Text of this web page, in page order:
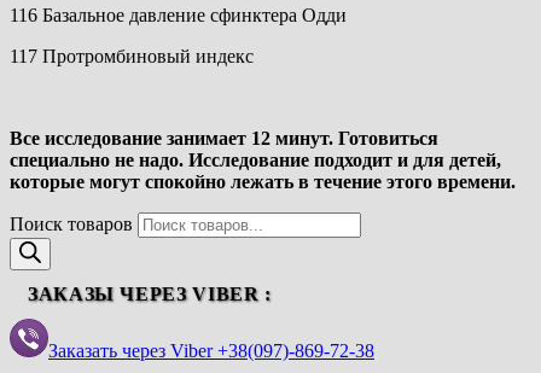
116 Базальное давление сфинктера Одди
117 Протромбиновый индекс
Все исследование занимает 12 минут. Готовиться
специально не надо. Исследование подходит и для детей,
которые могут спокойно лежать в течение этого времени.
Поиск товаров
ЗАКАЗЫ ЧЕРЕЗ VIBER :
Заказать через Viber +38(097)-869-72-38